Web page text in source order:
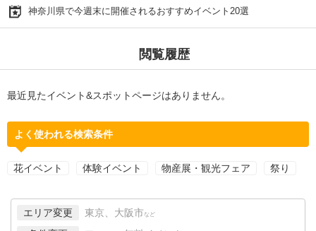
神奈川県で今週末に開催されるおすすめイベント20選
閲覧履歴
最近見たイベント&スポットページはありません。
よく使われる検索条件
花イベント 体験イベント 物産展・観光フェア 祭り
エリア変更 東京、大阪市 など